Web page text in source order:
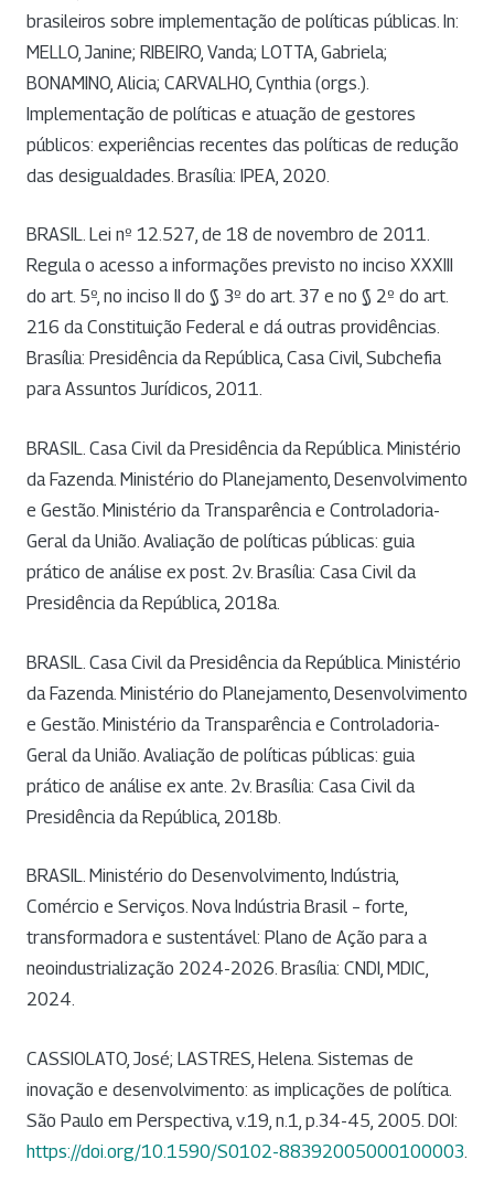
brasileiros sobre implementação de políticas públicas. In:
MELLO, Janine; RIBEIRO, Vanda; LOTTA, Gabriela;
BONAMINO, Alicia; CARVALHO, Cynthia (orgs.).
Implementação de políticas e atuação de gestores
públicos: experiências recentes das políticas de redução
das desigualdades. Brasília: IPEA, 2020.
BRASIL. Lei nº 12.527, de 18 de novembro de 2011.
Regula o acesso a informações previsto no inciso XXXIII
do art. 5º, no inciso II do § 3º do art. 37 e no § 2º do art.
216 da Constituição Federal e dá outras providências.
Brasília: Presidência da República, Casa Civil, Subchefia
para Assuntos Jurídicos, 2011.
BRASIL. Casa Civil da Presidência da República. Ministério
da Fazenda. Ministério do Planejamento, Desenvolvimento
e Gestão. Ministério da Transparência e Controladoria-
Geral da União. Avaliação de políticas públicas: guia
prático de análise ex post. 2v. Brasília: Casa Civil da
Presidência da República, 2018a.
BRASIL. Casa Civil da Presidência da República. Ministério
da Fazenda. Ministério do Planejamento, Desenvolvimento
e Gestão. Ministério da Transparência e Controladoria-
Geral da União. Avaliação de políticas públicas: guia
prático de análise ex ante. 2v. Brasília: Casa Civil da
Presidência da República, 2018b.
BRASIL. Ministério do Desenvolvimento, Indústria,
Comércio e Serviços. Nova Indústria Brasil – forte,
transformadora e sustentável: Plano de Ação para a
neoindustrialização 2024-2026. Brasília: CNDI, MDIC,
2024.
CASSIOLATO, José; LASTRES, Helena. Sistemas de
inovação e desenvolvimento: as implicações de política.
São Paulo em Perspectiva, v.19, n.1, p.34-45, 2005. DOI:
https://doi.org/10.1590/S0102-88392005000100003.